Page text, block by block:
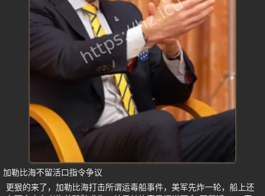
加勒比海不留活口指令争议
更狠的来了，加勒比海打击所谓运毒船事件，美军先炸一轮，船上还